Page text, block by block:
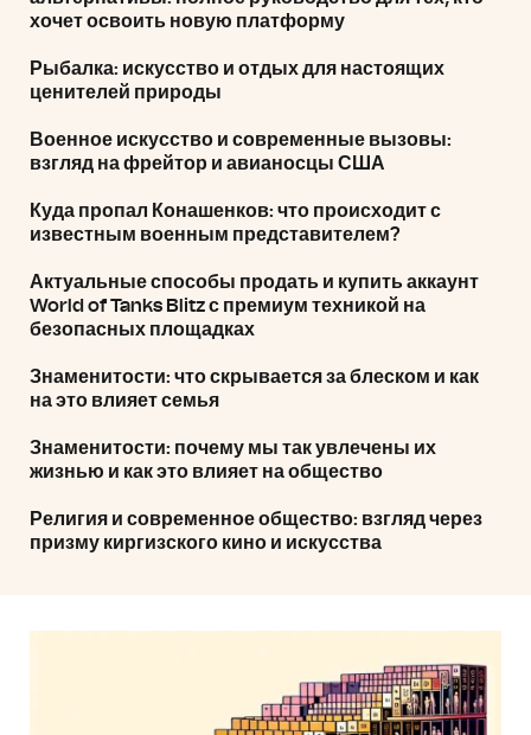
хочет освоить новую платформу
Рыбалка: искусство и отдых для настоящих
ценителей природы
Военное искусство и современные вызовы:
взгляд на фрейтор и авианосцы США
Куда пропал Конашенков: что происходит с
известным военным представителем?
Актуальные способы продать и купить аккаунт
World of Tanks Blitz с премиум техникой на
безопасных площадках
Знаменитости: что скрывается за блеском и как
на это влияет семья
Знаменитости: почему мы так увлечены их
жизнью и как это влияет на общество
Религия и современное общество: взгляд через
призму киргизского кино и искусства